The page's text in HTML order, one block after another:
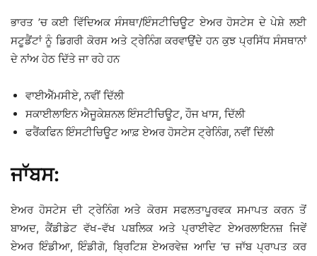
ਭਾਰਤ ’ਚ ਕਈ ਵਿੱਦਿਅਕ ਸੰਸਥਾ/ਇੰਸਟੀਚਿਊਟ ਏਅਰ ਹੋਸਟੇਸ ਦੇ ਪੇਸ਼ੇ ਲਈ
ਸਟੂਡੈਂਟਾਂ ਨੂੰ ਡਿਗਰੀ ਕੋਰਸ ਅਤੇ ਟ੍ਰੇਨਿੰਗ ਕਰਵਾਉਂਦੇ ਹਨ ਕੁਝ ਪ੍ਰਸਿੱਧ ਸੰਸਥਾਨਾਂ
ਦੇ ਨਾਂਅ ਹੇਠ ਦਿੱਤੇ ਜਾ ਰਹੇ ਹਨ
ਵਾਈਐੱਮਸੀਏ, ਨਵੀਂ ਦਿੱਲੀ
ਸਕਾਈਲਾਇਨ ਐਜੂਕੇਸ਼ਨਲ ਇੰਸਟੀਚਿਊਟ, ਹੌਜ ਖਾਸ, ਦਿੱਲੀ
ਫਰੈਂਕਫਿਨ ਇੰਸਟੀਚਿਊਟ ਆਫ਼ ਏਅਰ ਹੋਸਟੇਸ ਟ੍ਰੇਨਿੰਗ, ਨਵੀਂ ਦਿੱਲੀ
ਜਾੱਬਸ:
ਏਅਰ ਹੋਸਟੇਸ ਦੀ ਟ੍ਰੇਨਿੰਗ ਅਤੇ ਕੋਰਸ ਸਫਲਤਾਪੂਰਵਕ ਸਮਾਪਤ ਕਰਨ ਤੋਂ
ਬਾਅਦ, ਕੈਂਡੀਡੇਟ ਵੱਖ-ਵੱਖ ਪਬਲਿਕ ਅਤੇ ਪ੍ਰਾਈਵੇਟ ਏਅਰਲਾਇਨਜ਼ ਜਿਵੇਂ
ਏਅਰ ਇੰਡੀਆ, ਇੰਡੀਗੋ, ਬ੍ਰਿਟਿਸ਼ ਏਅਰਵੇਜ਼ ਆਦਿ ’ਚ ਜਾੱਬ ਪ੍ਰਾਪਤ ਕਰ